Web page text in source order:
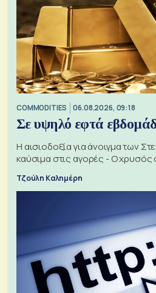
COMMODITIES 06.08.2026, 09:18
Σε υψηλό εφτά
Η αισιοδοξία για άνοιγμα των
καύσιμα στις αγορές - Ο χρυσός
Τζούλη Καλημέρη